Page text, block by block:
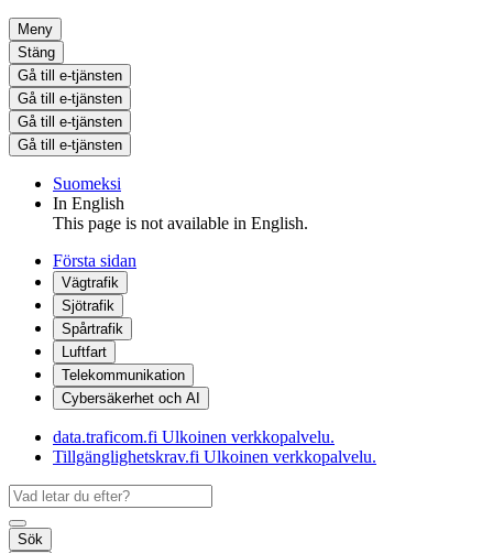
Meny
Stäng
Gå till e-tjänsten
Gå till e-tjänsten
Gå till e-tjänsten
Gå till e-tjänsten
Suomeksi
In English
This page is not available in English.
Första sidan
Vägtrafik
Sjötrafik
Spårtrafik
Luftfart
Telekommunikation
Cybersäkerhet och AI
data.traficom.fi Ulkoinen verkkopalvelu.
Tillgänglighetskrav.fi Ulkoinen verkkopalvelu.
Sök